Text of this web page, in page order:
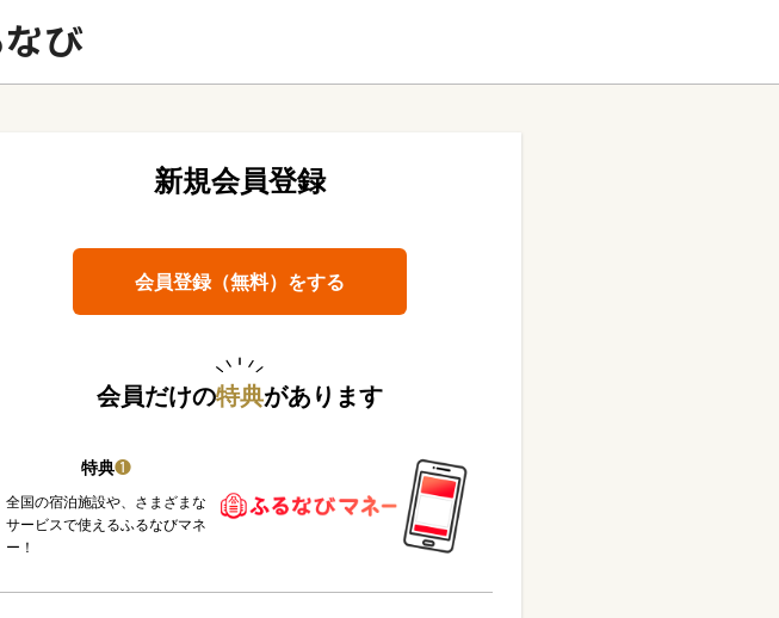
新規会員登録
会員登録（無料）をする
会員だけの特典があります
特典❶
全国の宿泊施設や、さまざまな
サービスで使えるふるなびマネ
ー！